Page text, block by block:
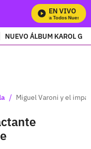
EN VIVO
Mira Todos Nuestros
NUEVO ÁLBUM KAROL G
/ Miguel Varoni y el